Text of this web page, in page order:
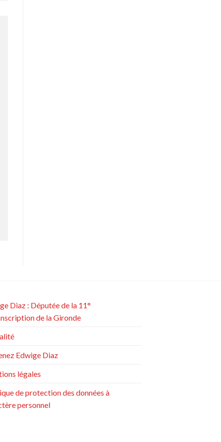
Diaz : Députée de la 11°
de la Gironde
Edwige Diaz
légales
de protection des données à
personnel